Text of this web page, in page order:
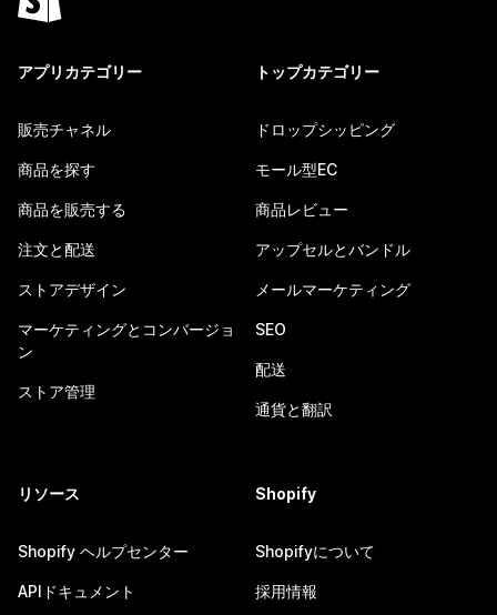
アプリカテゴリー
販売チャネル
商品を探す
商品を販売する
注文と配送
ストアデザイン
マーケティングとコンバージョ
ン
ストア管理
トップカテゴリー
ドロップシッピング
モール型EC
商品レビュー
アップセルとバンドル
メールマーケティング
SEO
配送
通貨と翻訳
リソース
Shopify ヘルプセンター
APIドキュメント
Shopify
Shopifyについて
採用情報